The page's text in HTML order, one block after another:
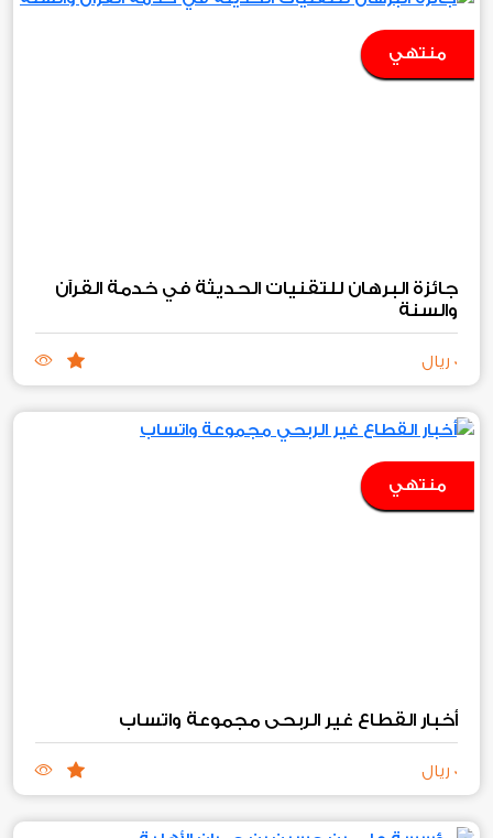
منتهي
جائزة البرهان للتقنيات الحديثة في خدمة القرآن
والسنة
0 ريال
منتهي
أخبار القطاع غير الربحي مجموعة واتساب
0 ريال